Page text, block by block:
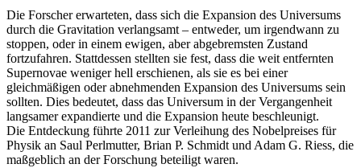
Die Forscher erwarteten, dass sich die Expansion des Universums
durch die Gravitation verlangsamt – entweder, um irgendwann zu
stoppen, oder in einem ewigen, aber abgebremsten Zustand
fortzufahren. Stattdessen stellten sie fest, dass die weit entfernten
Supernovae weniger hell erschienen, als sie es bei einer
gleichmäßigen oder abnehmenden Expansion des Universums sein
sollten. Dies bedeutet, dass das Universum in der Vergangenheit
langsamer expandierte und die Expansion heute beschleunigt.
Die Entdeckung führte 2011 zur Verleihung des Nobelpreises für
Physik an Saul Perlmutter, Brian P. Schmidt und Adam G. Riess, die
maßgeblich an der Forschung beteiligt waren.